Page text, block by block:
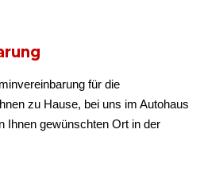
für die
zu Hause, bei uns im Autohaus
Ihnen gewünschten Ort in der